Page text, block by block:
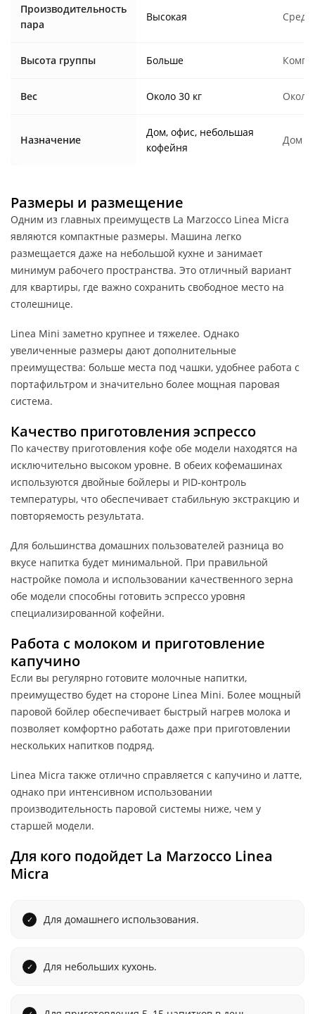
Производительность
пара
Высокая
Высота группы Больше
Вес Около 30 кг Около
Назначение
Дом, офис, небольшая
кофейня
Дом
Размеры и размещение
Одним из главных преимуществ La Marzocco Linea Micra
являются компактные размеры. Машина легко
размещается даже на небольшой кухне и занимает
минимум рабочего пространства. Это отличный вариант
для квартиры, где важно сохранить свободное место на
столешнице.
Linea Mini заметно крупнее и тяжелее. Однако
увеличенные размеры дают дополнительные
преимущества: больше места под чашки, удобнее работа с
портафильтром и значительно более мощная паровая
система.
Качество приготовления эспрессо
По качеству приготовления кофе обе модели находятся на
исключительно высоком уровне. В обеих кофемашинах
используются двойные бойлеры и PID-контроль
температуры, что обеспечивает стабильную экстракцию и
повторяемость результата.
Для большинства домашних пользователей разница во
вкусе напитка будет минимальной. При правильной
настройке помола и использовании качественного зерна
обе модели способны готовить эспрессо уровня
специализированной кофейни.
Работа с молоком и приготовление
капучино
Если вы регулярно готовите молочные напитки,
преимущество будет на стороне Linea Mini. Более мощный
паровой бойлер обеспечивает быстрый нагрев молока и
позволяет комфортно работать даже при приготовлении
нескольких напитков подряд.
Linea Micra также отлично справляется с капучино и латте,
однако при интенсивном использовании
производительность паровой системы ниже, чем у
старшей модели.
Для кого подойдет La Marzocco Linea
Micra
Для домашнего использования.
Для небольших кухонь.